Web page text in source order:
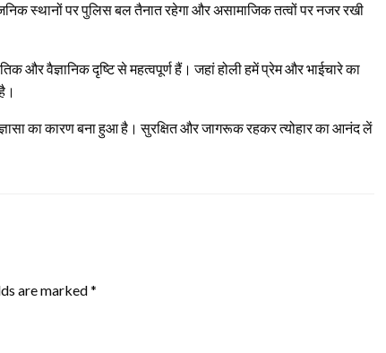
स्थानों पर पुलिस बल तैनात रहेगा और असामाजिक तत्वों पर नजर रखी
और वैज्ञानिक दृष्टि से महत्वपूर्ण हैं। जहां होली हमें प्रेम और भाईचारे का
का कारण बना हुआ है। सुरक्षित और जागरूक रहकर त्योहार का आनंद लें
are marked*